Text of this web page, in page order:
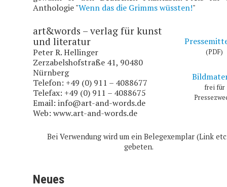
Anthologie "Wenn das die Grimms wüssten!"
art&words – verlag für kunst
und literatur
Peter R. Hellinger
Zerzabelshofstraße 41, 90480
Nürnberg
Telefon: +49 (0) 911 – 4088677
Telefax: +49 (0) 911 – 4088675
Email: info@art-and-words.de
Web: www.art-and-words.de
(PDF)
frei für
Bei Verwendung wird um ein Belegexemplar (Link
gebeten.
Neues